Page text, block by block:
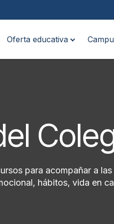
Oferta educativa
para acompañar a
hábitos, vida en